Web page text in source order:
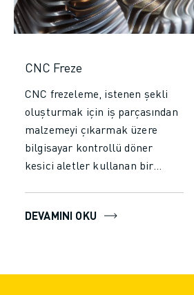
CNC Freze
CNC frezeleme, istenen şekli
oluşturmak için iş parçasından
malzemeyi çıkarmak üzere
bilgisayar kontrollü döner
kesici aletler kullanan bir
parçaların üretiminde yaygın
sabitlenmesini ve
DEVAMINI OKU